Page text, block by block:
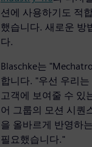
션에 사용하기도 적
했습니다. 새로운 방
다.
Blaschke는
합니다. "우선 우리
고객에 보여줄 수 있
어 그룹의 모션 시퀀
을 올바르게 반영하
필요했습니다."